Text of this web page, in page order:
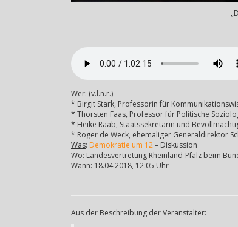
Wer: (v.l.n.r.)
* Birgit Stark, Professorin für
* Thorsten Faas, Professor für Politische
* Heike Raab, Staatssekretärin und
* Roger de Weck, ehemaliger Generaldirektor
Was: Demokratie um 12– Diskussion
Wo: Landesvertretung Rheinland-Pfalz beim
Wann: 18.04.2018, 12:05 Uhr
Aus der Beschreibung der Veranstalter: